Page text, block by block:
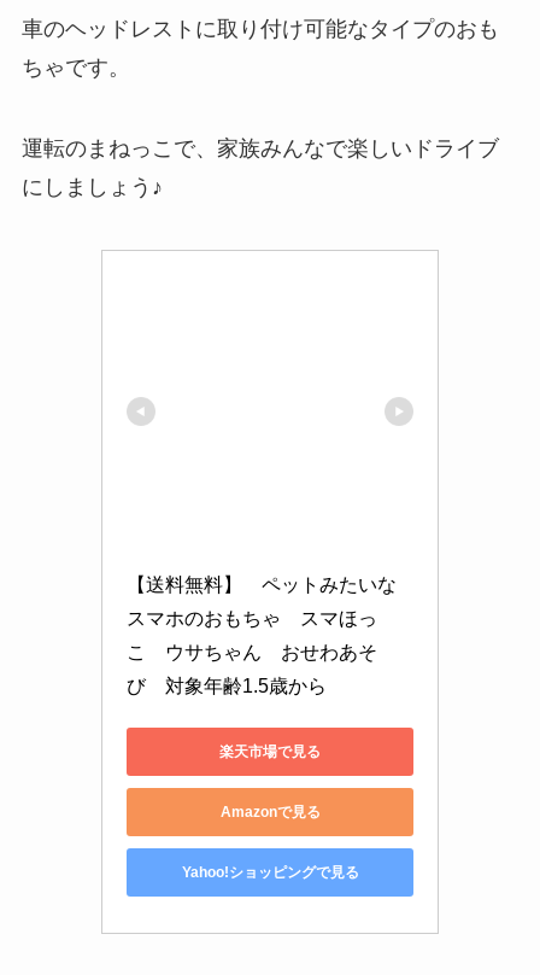
車のヘッドレストに取り付け可能なタイプのおも
ちゃです。
運転のまねっこで、家族みんなで楽しいドライブ
にしましょう♪
【送料無料】　ペットみたいな
スマホのおもちゃ　スマほっ
こ　ウサちゃん　おせわあそ
び　対象年齢1.5歳から
楽天市場で見る
Amazonで見る
Yahoo!ショッピングで見る